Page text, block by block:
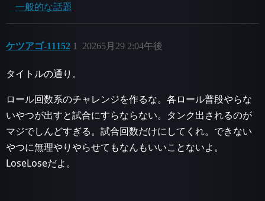
一般的な話題
ケツアゴ-11152 20265月29 2:04午後
1
タイトルの通り。
ロール回数系のチャレンジを作るな。各ロール普段やらな
いやつが出すと試合にすらならない。タンク出されるのが
マジでしんどすぎる。試合回数だけにしてくれ。できない
やつに無理やりやらせてもなんもいいことないよ。
LoseLoseだよ。